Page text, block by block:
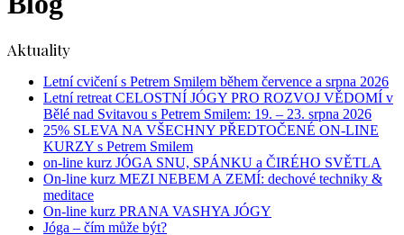
Aktuality
Letní cvičení s Petrem Smilem během července a srpna 2026
Letní retreat CELOSTNÍ JÓGY PRO ROZVOJ VĚDOMÍ v
Bělé nad Svitavou s Petrem Smilem: 19. – 23. srpna 2026
25% SLEVA NA VŠECHNY PŘEDTOČENÉ ON-LINE
KURZY s Petrem Smilem
on-line kurz JÓGA SNU, SPÁNKU a ČIRÉHO SVĚTLA
On-line kurz MEZI NEBEM A ZEMÍ: dechové techniky &
meditace
On-line kurz PRANA VASHYA JÓGY
Jóga – čím může být?